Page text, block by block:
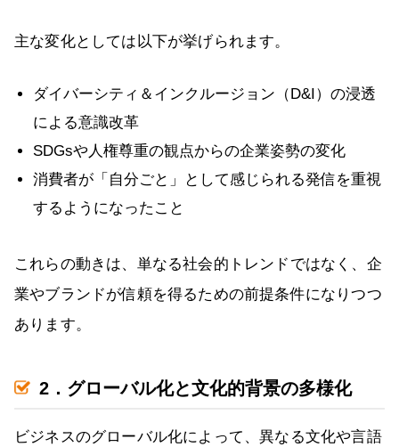
主な変化としては以下が挙げられます。
ダイバーシティ＆インクルージョン（D&I）の浸透
による意識改革
SDGsや人権尊重の観点からの企業姿勢の変化
消費者が「自分ごと」として感じられる発信を重視
するようになったこと
これらの動きは、単なる社会的トレンドではなく、企
業やブランドが信頼を得るための前提条件になりつつ
あります。
2．グローバル化と文化的背景の多様化
ビジネスのグローバル化によって、異なる文化や言語